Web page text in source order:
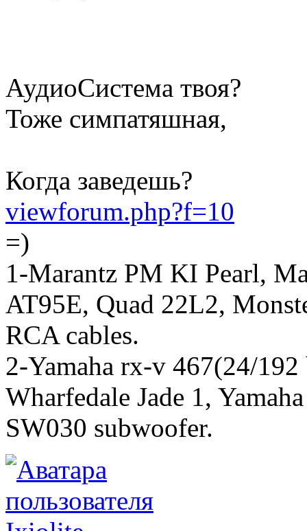
АудиоСистема твоя?
Тоже симпатяшная,
Когда заведешь?
viewforum.php?f=10
=)
1-Marantz PM KI Pearl,
AT95E, Quad 22L2,
RCA cables.
2-Yamaha rx-v 467(24/
Wharfedale Jade 1,
SW030 subwoofer.